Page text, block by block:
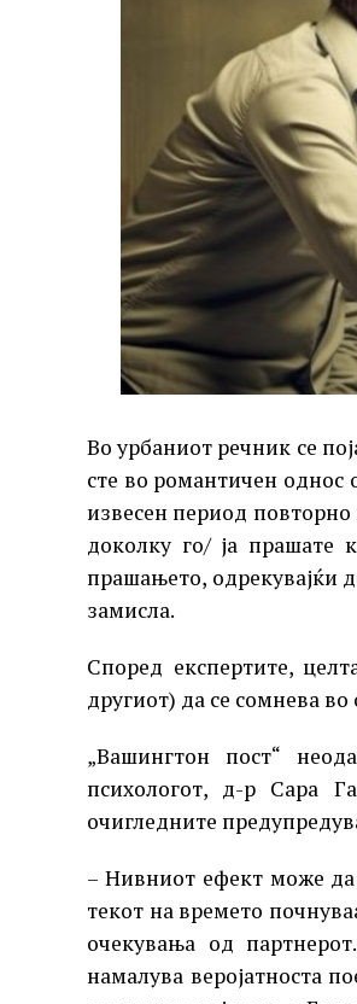
Во урбаниот речник се
сте во романтичен однос
извесен период
доколку го/ ја прашате
прашањето, одрекувајќи
замисла.
Според експертите,
другиот) да се сомнева
„Вашингтон пост“
психологот, д-р Сара
очигледните
– Нивниот ефект може да
текот на времето
очекувања од
намалува веројатноста